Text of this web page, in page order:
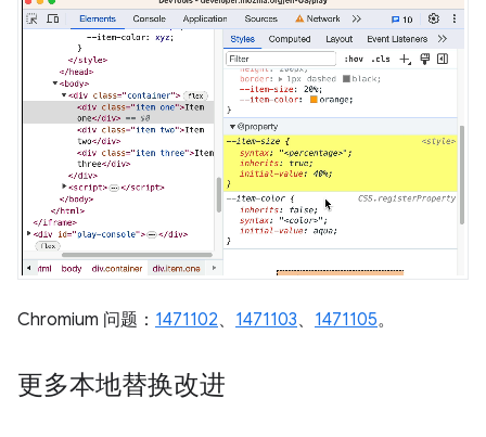
Chromium 问题： 1471102、 1471103、 1471105。
更多本地替换改进